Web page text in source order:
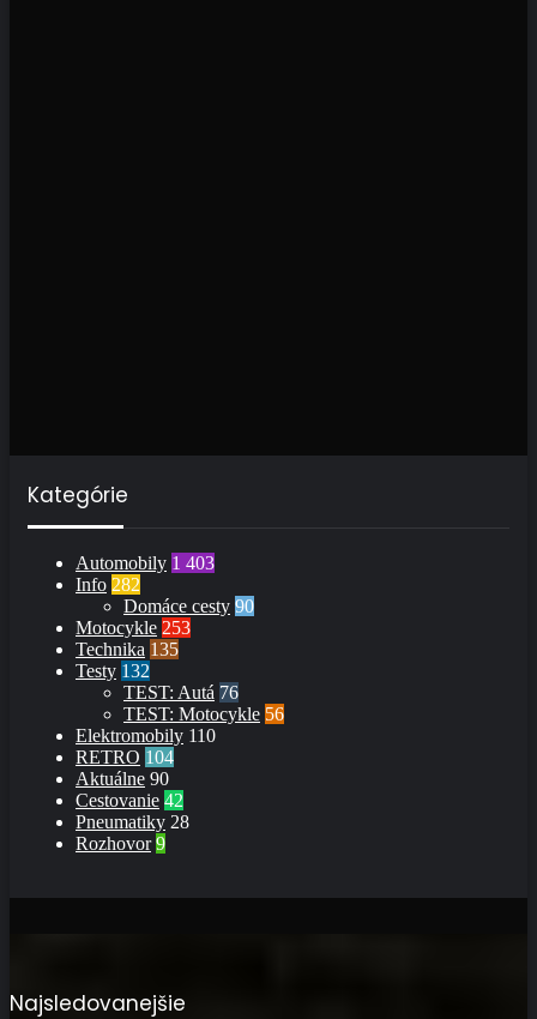
Kategórie
Automobily 1 403
Info 282
Domáce cesty 90
Motocykle 253
Technika 135
Testy 132
TEST: Autá 76
TEST: Motocykle 56
Elektromobily 110
RETRO 104
Aktuálne 90
Cestovanie 42
Pneumatiky 28
Rozhovor 9
Najsledovanejšie